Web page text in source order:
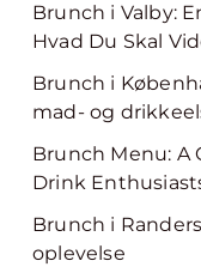
Brunch i Valby:
Hvad Du Skal
Brunch i
mad- og
Brunch Menu: A
Drink
Brunch i
oplevelse